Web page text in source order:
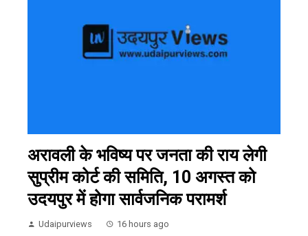
अरावली के भविष्य पर जनता की राय लेगी
सुप्रीम कोर्ट की समिति, 10 अगस्त को
उदयपुर में होगा सार्वजनिक परामर्श
Udaipurviews 16 hours ago